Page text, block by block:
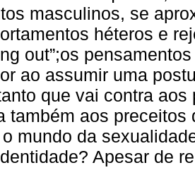
masculinos, se
héteros e
out”;os
ao assumir uma
que vai contra
também aos
mundo da
Apesar de